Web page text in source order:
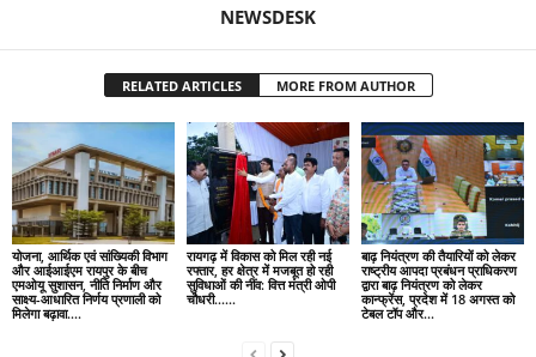
NEWSDESK
RELATED ARTICLES MORE FROM AUTHOR
योजना, आर्थिक एवं सांख्यिकी विभाग
और आईआईएम रायपुर के बीच
एमओयू सुशासन, नीति निर्माण और
साक्ष्य-आधारित निर्णय प्रणाली को
मिलेगा बढ़ावा….
रायगढ़ में विकास को मिल रही नई
रफ्तार, हर क्षेत्र में मजबूत हो रही
सुविधाओं की नींव: वित्त मंत्री ओपी
चौधरी……
बाढ़ नियंत्रण की तैयारियों को लेकर
राष्ट्रीय आपदा प्रबंधन प्राधिकरण
द्वारा बाढ़ नियंत्रण को लेकर
कान्फ्रेंस, प्रदेश में 18 अगस्त को
टेबल टॉप और...